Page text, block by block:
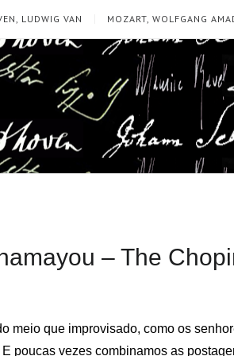
LUDWIG VAN MOZART, WOLFGANG
– The
meio que improvisado, como os
poucas vezes combinamos as